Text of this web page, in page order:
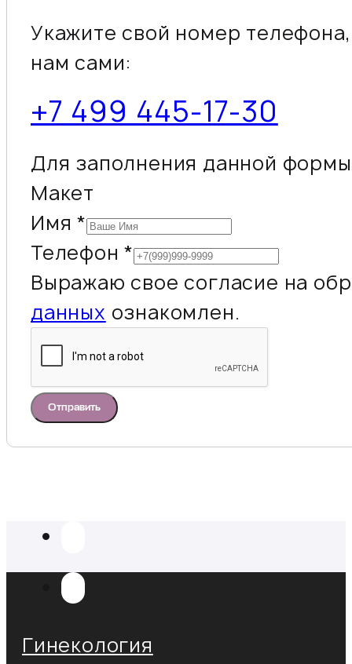
Укажите свой номер
нам сами:
+7 499 445-17-30
Для заполнения данной
Макет
Имя*
Телефон*
Выражаю свое согласие на
данных ознакомлен.
Отправить
Гинекология